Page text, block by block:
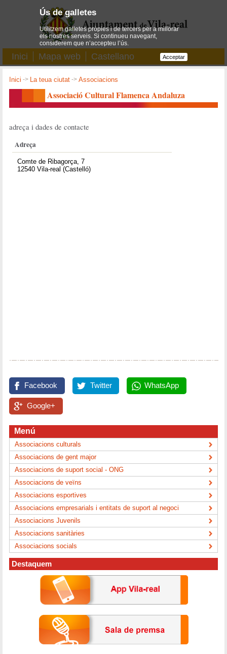
Inici Mapa web Castellano
Inici -> La teua ciutat ->Associacions
Associació Cultural Flamenca Andaluza
adreça i dades de contacte
Adreça
Comte de Ribagorça, 7
12540 Vila-real (Castelló)
Facebook Twitter WhatsApp
Google+
Menú
Associacions culturals
Associacions de gent major
Associacions de suport social - ONG
Associacions de veïns
Associacions esportives
Associacions empresarials i entitats de suport al negoci
Associacions Juvenils
Associacions sanitàries
Associacions socials
Destaquem
Ús de galletes
Utilitzem galletes pròpies i de tercers per a millorar
els nostres serveis. Si continueu navegant,
considerem que n’accepteu l’ús.
Acceptar